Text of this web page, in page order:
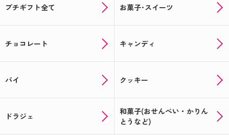
プチギフト全て お菓子･スイーツ
チョコレート キャンディ
パイ クッキー
ドラジェ
和菓子(おせんべい・かりん
とうなど)